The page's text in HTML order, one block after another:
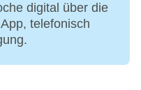
digital über die
telefonisch